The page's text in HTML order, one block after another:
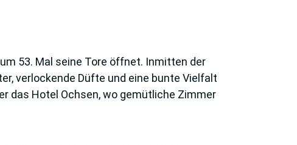
53. Mal seine Tore öffnet. Inmitten der
verlockende Düfte und eine bunte Vielfalt
das Hotel Ochsen, wo gemütliche Zimmer